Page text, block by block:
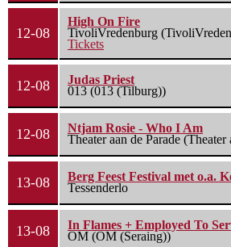
12-08
High On Fire
TivoliVredenburg
Tickets
12-08
Judas Priest
013 (013 (Tilburg))
12-08
Ntjam Rosie - Who I Am
Theater aan de Parade
13-08
Berg Feest Festival met o.a.
Tessenderlo
13-08
In Flames + Employed To
OM (OM (Seraing))